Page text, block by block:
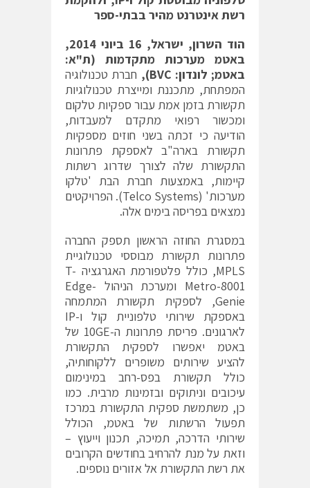
רשת אינטרנט מהיר בבתי-ספר
הוד השרון, ישראל, 16 ביוני 2014,
באטמ מערכות מתקדמות (ת"א:
באטמ; לונדון: BVC
), חברת טכנולוגיה
המפתחת, מתכננת ומייצרת טכנולוגיות
תקשורת בזמן אמת עבור ספקיות טלקום
ומכשור רפואי מתקדם למעבדות,
הודיעה כי זכתה בשני חוזים מספקיות
תקשורת בארה"ב לאספקת פתרונות
התקשורת שלה לצורך שדרוג רשתות
קיימות, באמצעות חברת הבת 'טלקו
מערכות' (Telco Systems). הפרויקטים
נמצאים בפריסה בימים אלה.
במסגרת החוזה הראשון תספק החברה
פתרונות תקשורת מבוססי טכנולוגיית
MPLS, כולל פלטפורמת האגרגציה T-
Metro-8001 ומערכת הניהול Edge-
Genie, לספקית תקשורת המתמחה
באספקת שירותי טלפוניית קול ו-IP
לארגונים. פריסת פתרונות ה-10GE של
באטמ יאפשרו לספקית התקשורת
להציע שירותים משופרים ללקוחותיה,
כולל תקשורת בפס-רחב במינימום
עיכובים וניתוקים ובזמינות מרבית. כמו
כן, משתמשת ספקית התקשורת במרכז
תפעול הרשתות של באטמ, הכולל
שירותי הדרכה, תמיכה, תכנון וייעוץ –
וזאת על מנת להרחיב בחודשים הקרובים
את רשת התקשורת אל אזורים נוספים.